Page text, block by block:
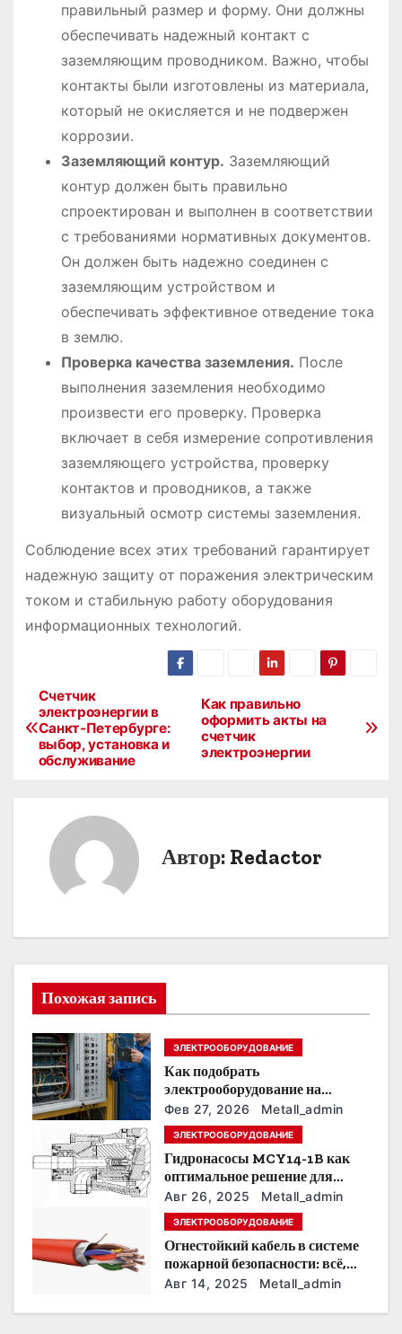
правильный размер и форму. Они должны
обеспечивать надежный контакт с
заземляющим проводником. Важно, чтобы
контакты были изготовлены из материала,
который не окисляется и не подвержен
коррозии.
Заземляющий контур. Заземляющий
контур должен быть правильно
спроектирован и выполнен в соответствии
с требованиями нормативных документов.
Он должен быть надежно соединен с
заземляющим устройством и
обеспечивать эффективное отведение тока
в землю.
Проверка качества заземления. После
выполнения заземления необходимо
произвести его проверку. Проверка
включает в себя измерение сопротивления
заземляющего устройства, проверку
контактов и проводников, а также
визуальный осмотр системы заземления.
Соблюдение всех этих требований гарантирует
надежную защиту от поражения электрическим
током и стабильную работу оборудования
информационных технологий.
Н
а
я
п
о
з
п
с
м
Как правильно
оформить акты на
счетчик
электроэнергии
Счетчик
электроэнергии в
Санкт-Петербурге:
выбор, установка и
обслуживание
Автор: Redactor
Похожая запись
ЭЛЕКТРООБОРУДОВАНИЕ
Как подобрать
электрооборудование на
предприятии под тяжелые
условия эксплуатации
Фев 27, 2026 Metall_admin
ЭЛЕКТРООБОРУДОВАНИЕ
Гидронасосы MCY14-1B как
оптимальное решение для
модернизации гидросистем
Авг 26, 2025 Metall_admin
ЭЛЕКТРООБОРУДОВАНИЕ
Огнестойкий кабель в системе
пожарной безопасности: всё,
что нужно знать
Авг 14, 2025 Metall_admin